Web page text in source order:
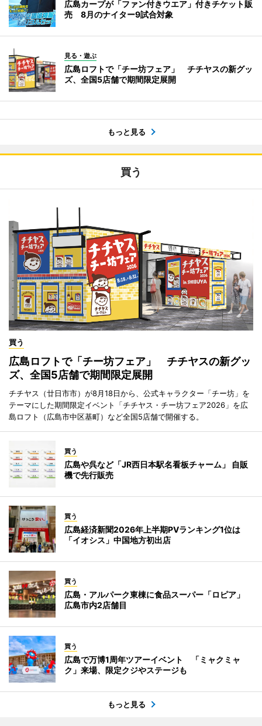
広島カープが「ファン付きウエア」付きチケット販
売 8月のナイター9試合対象
見る・遊ぶ
広島ロフトで「チー坊フェア」 チチヤスの新グッ
ズ、全国5店舗で期間限定展開
もっと見る
買う
買う
広島ロフトで「チー坊フェア」 チチヤスの新グッ
ズ、全国5店舗で期間限定展開
チチヤス（廿日市市）が8月18日から、公式キャラクター「チー坊」を
テーマにした期間限定イベント「チチヤス・チー坊フェア2026」を広
島ロフト（広島市中区基町）など全国5店舗で開催する。
買う
広島や呉など「JR西日本駅名看板チャーム」 自販
機で先行販売
買う
広島経済新聞2026年上半期PVランキング1位は
「イオシス」中国地方初出店
買う
広島・アルパーク東棟に食品スーパー「ロピア」
広島市内2店舗目
買う
広島で万博1周年ツアーイベント 「ミャクミャ
ク」来場、限定クジやステージも
もっと見る